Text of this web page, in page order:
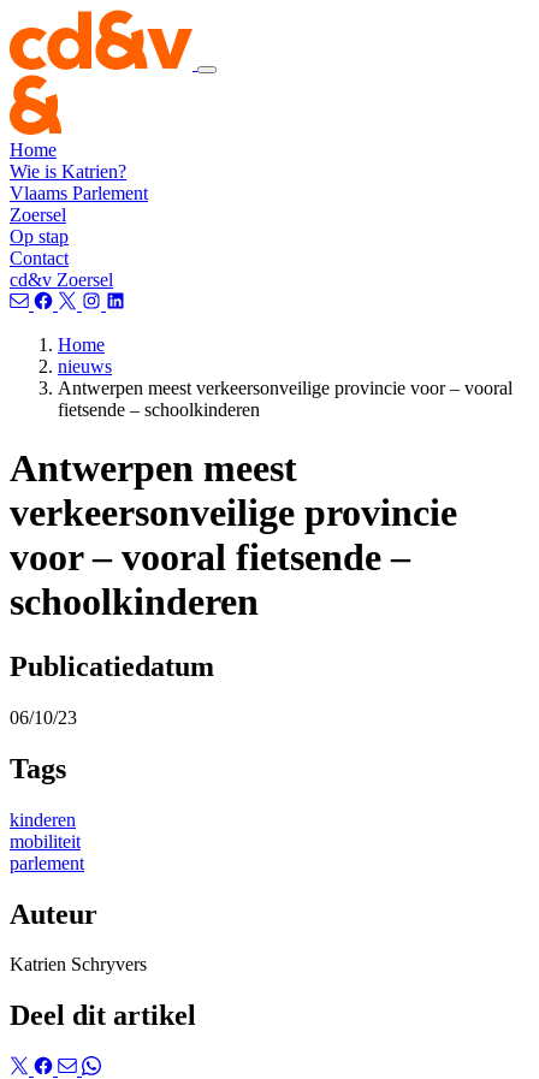
Home
Wie is Katrien?
Vlaams Parlement
Zoersel
Op stap
Contact
cd&v Zoersel
Home
nieuws
Antwerpen meest verkeersonveilige provincie voor – vooral
fietsende – schoolkinderen
Antwerpen meest
verkeersonveilige provincie
voor – vooral fietsende –
schoolkinderen
Publicatiedatum
06/10/23
Tags
kinderen
mobiliteit
parlement
Auteur
Katrien Schryvers
Deel dit artikel